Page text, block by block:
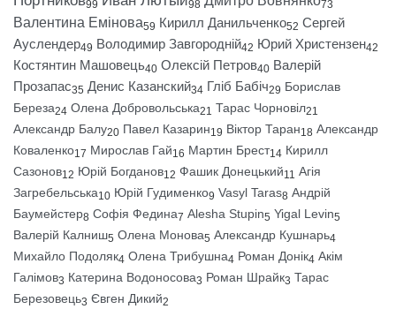
99 98 73
Валентина Емінова59 Кирилл Данильченко52 Сергей
Ауслендер49 Володимир Завгородній42 Юрий Христензен42
Костянтин Машовець40 Олексій Петров40 Валерій
Прозапас35 Денис Казанский34 Гліб Бабіч29 Борислав
Береза24 Олена Добровольська21 Тарас Чорновіл21
Александр Балу20 Павел Казарин19 Віктор Таран18 Александр
Коваленко17 Мирослав Гай16 Мартин Брест14 Кирилл
Сазонов12 Юрій Богданов12 Фашик Донецький11 Агія
Загребельська10 Юрій Гудименко9 Vasyl Taras8 Андрій
Баумейстер8 Софія Федина7 Alesha Stupin5 Yigal Levin5
Валерій Калниш5 Олена Монова5 Александр Кушнарь4
Михайло Подоляк4 Олена Трибушна4 Роман Донік4 Акім
Галімов3 Катерина Водоносова3 Роман Шрайк3 Тарас
Березовець3 Євген Дикий2